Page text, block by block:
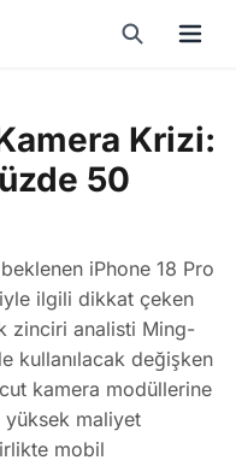
Krizi:
50
beklenen iPhone 18 Pro
ilgili dikkat çeken
zinciri analisti Ming-
kullanılacak değişken
kamera modüllerine
yüksek maliyet
mobil